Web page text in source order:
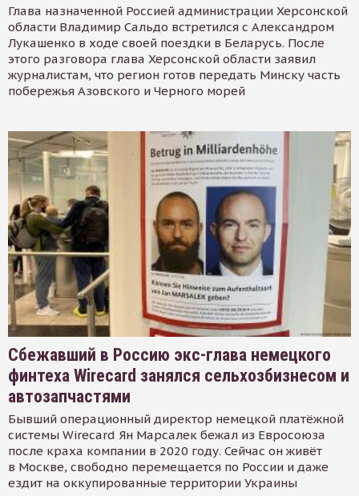
Глава назначенной Россией администрации Херсонской
области Владимир Сальдо встретился с Александром
Лукашенко в ходе своей поездки в Беларусь. После
этого разговора глава Херсонской области заявил
журналистам, что регион готов передать Минску часть
побережья Азовского и Черного морей
Сбежавший в Россию экс-глава немецкого
финтеха Wirecard занялся сельхозбизнесом и
автозапчастями
Бывший операционный директор немецкой платёжной
системы Wirecard Ян Марсалек бежал из Евросоюза
после краха компании в 2020 году. Сейчас он живёт
в Москве, свободно перемещается по России и даже
ездит на оккупированные территории Украины